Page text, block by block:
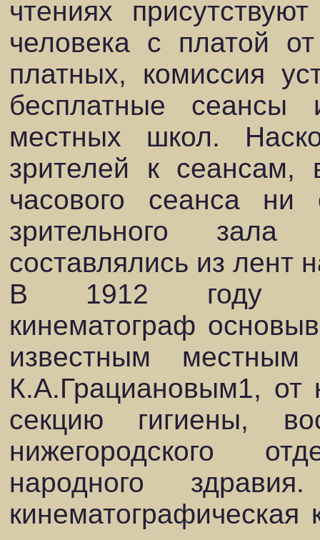
чтениях
человека с платой
платных, комиссия
бесплатные сеансы
местных школ.
зрителей к сеансам,
часового сеанса
зрительного
составлялись из лент
В 1912 году
кинематограф
известным
К.А.Грациановым1, от
секцию гигиены,
нижегородского
народного
кинематографическая